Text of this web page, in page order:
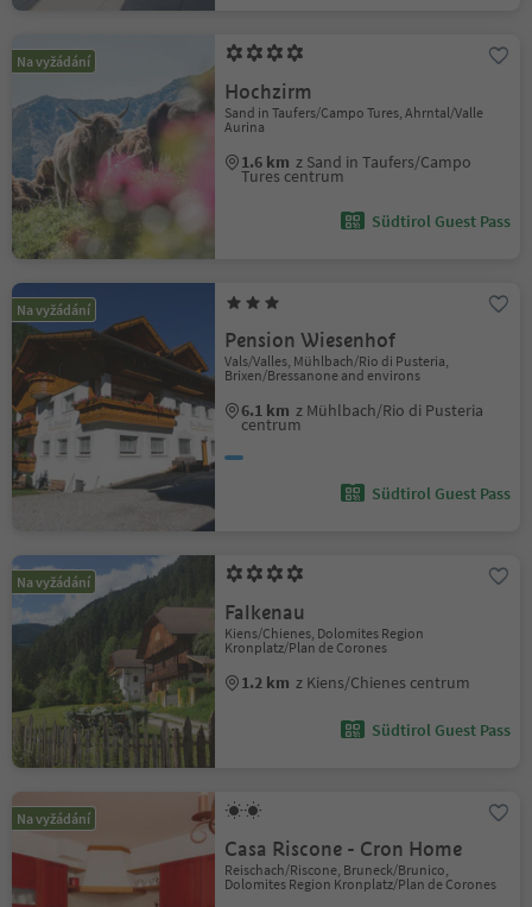
Na vyžádání
Hochzirm
Sand in Taufers/Campo Tures, Ahrntal/Valle
Aurina
1.6 km z Sand in Taufers/Campo
Tures centrum
Südtirol Guest Pass
Na vyžádání
Pension Wiesenhof
Vals/Valles, Mühlbach/Rio di Pusteria,
Brixen/Bressanone and environs
6.1 km z Mühlbach/Rio di Pusteria
centrum
Südtirol Guest Pass
Na vyžádání
Falkenau
Kiens/Chienes, Dolomites Region
Kronplatz/Plan de Corones
1.2 km z Kiens/Chienes centrum
Südtirol Guest Pass
Na vyžádání
Casa Riscone - Cron Home
Reischach/Riscone, Bruneck/Brunico,
Dolomites Region Kronplatz/Plan de Corones